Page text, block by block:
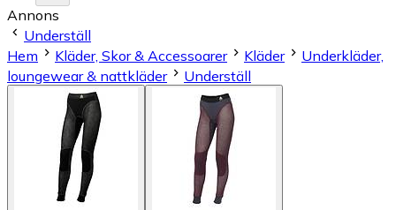
Annons
Underställ
Hem
Kläder, Skor & Accessoarer Kläder
Underkläder,
loungewear & nattkläder
Underställ